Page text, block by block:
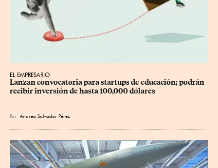
EL EMPRESARIO
Lanzan convocatoria para startups de educación; podrán
recibir inversión de hasta 100,000 dólares
Por Andrea Salvador Pérez